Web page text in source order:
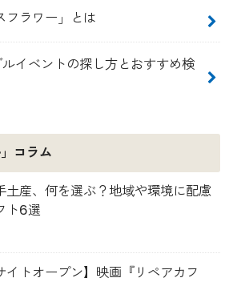
フラワー」とは
イベントの探し方とおすすめ検
コラム
土産、何を選ぶ？地域や環境に配慮
ト6選
イトオープン】映画『リペアカフ